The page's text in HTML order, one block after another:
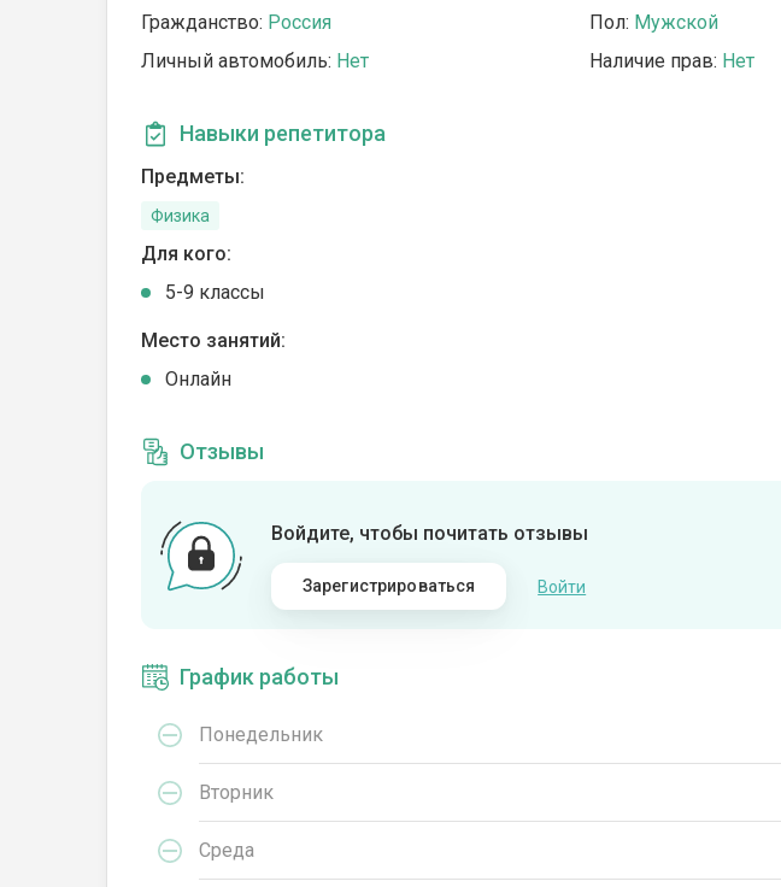
Гражданство: Россия Пол: Мужской
Личный автомобиль: Нет Наличие прав: Нет
Навыки репетитора
Предметы:
Физика
Для кого:
5-9 классы
Место занятий:
Онлайн
Отзывы
Войдите, чтобы почитать отзывы
Зарегистрироваться Войти
График работы
Понедельник
Вторник
Среда